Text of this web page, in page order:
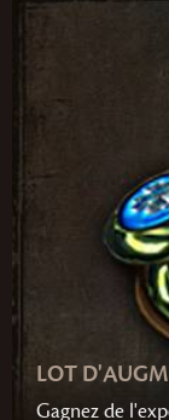
LOT
Gagnez de